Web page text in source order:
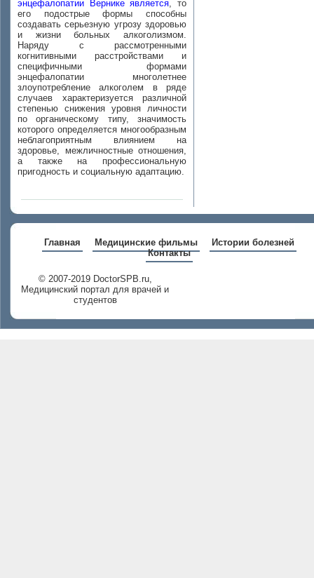
энцефалопатии Вернике является, то
его подострые формы способны
создавать серьезную угрозу здоровью
и жизни больных алкоголизмом.
Наряду с рассмотренными
когнитивными расстройствами и
специфичными формами
энцефалопатии многолетнее
злоупотребление алкоголем в ряде
случаев характеризуется различной
степенью снижения уровня личности
по органическому типу, значимость
которого определяется многообразным
неблагоприятным влиянием на
здоровье, межличностные отношения,
а также на профессиональную
пригодность и социальную адаптацию.
Главная Медицинские фильмы
Истории болезней
Контакты
© 2007-2019 DoctorSPB.ru,
Медицинский портал для врачей и
студентов